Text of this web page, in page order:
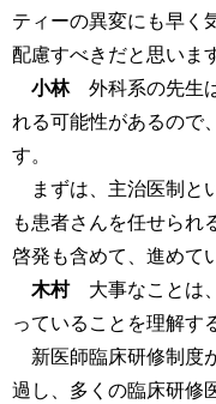
ティーの異変にも早く
配慮すべきだと思いま
小林外科系の先生
れる可能性があるので
す。
まずは、主治医制と
も患者さんを任せられ
啓発も含めて、進めて
木村大事なことは
っていることを理解す
新医師臨床研修制度
過し、多くの臨床研修